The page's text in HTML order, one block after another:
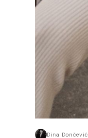
Dina Dončević